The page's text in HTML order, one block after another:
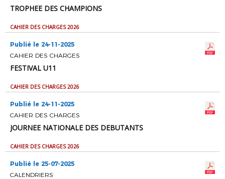
TROPHEE DES CHAMPIONS
CAHIER DES CHARGES 2026
Publié le 24-11-2025
CAHIER DES CHARGES
FESTIVAL U11
CAHIER DES CHARGES 2026
Publié le 24-11-2025
CAHIER DES CHARGES
JOURNEE NATIONALE DES DEBUTANTS
CAHIER DES CHARGES 2026
Publié le 25-07-2025
CALENDRIERS